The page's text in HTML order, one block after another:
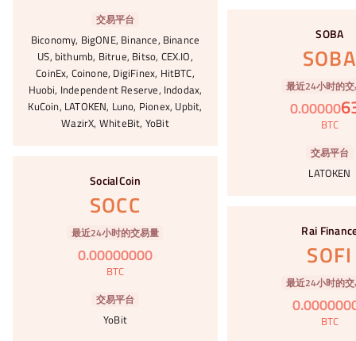
交易平台
Biconomy, BigONE, Binance, Binance
US, bithumb, Bitrue, Bitso, CEX.IO,
CoinEx, Coinone, DigiFinex, HitBTC,
Huobi, Independent Reserve, Indodax,
KuCoin, LATOKEN, Luno, Pionex, Upbit,
WazirX, WhiteBit, YoBit
SOBA
最近24小时的
0.00000
BTC
交易平台
LATOKEN
SocialCoin
SOCC
最近24小时的交易量
0.00000000
BTC
交易平台
YoBit
Rai
SOFI
最近24小时的
0.
BTC